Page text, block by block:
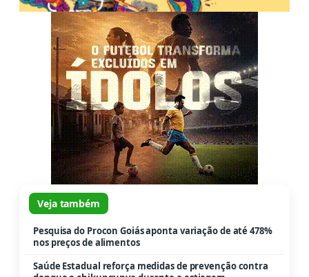
Veja também
Pesquisa do Procon Goiás aponta variação de até 478%
nos preços de alimentos
Saúde Estadual reforça medidas de prevenção contra